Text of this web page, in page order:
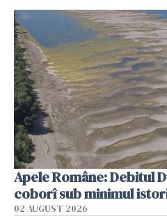
Apele Române: Debitul
coborî sub minimul
02 AUGUST 2026